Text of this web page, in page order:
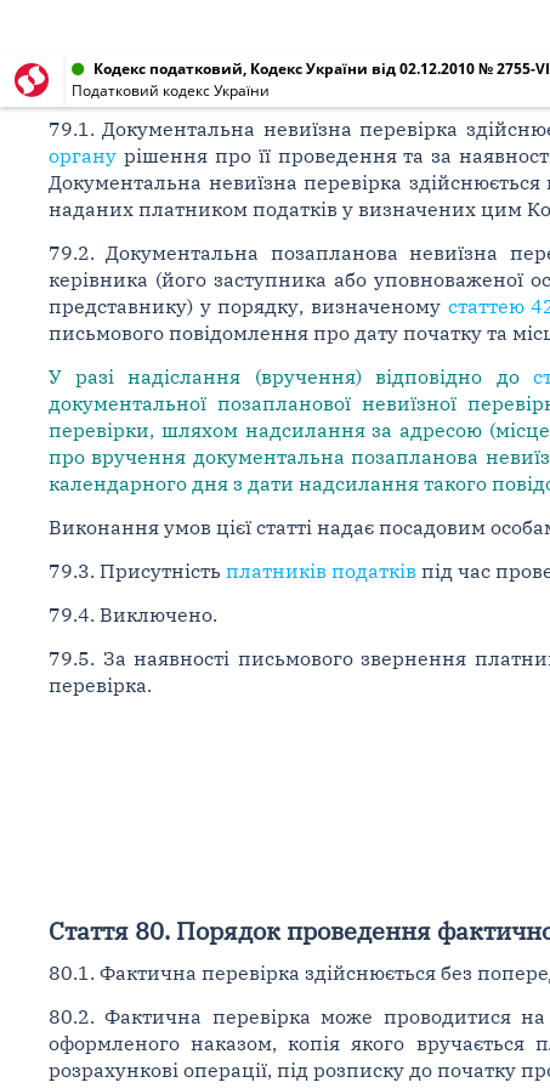
Кодекс податковий, Кодекс України від 02.12.2010 № 2755-VI
Податковий кодекс України